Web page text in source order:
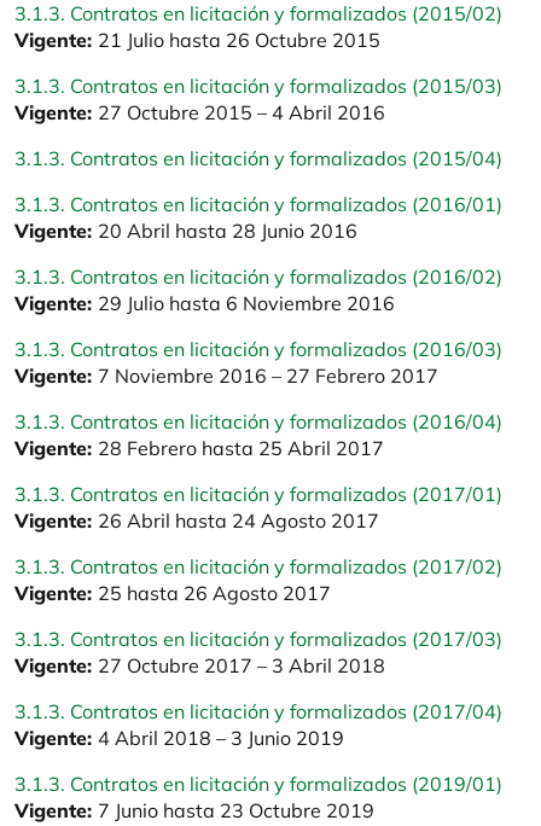
3.1.3. Contratos en licitación y formalizados (2015/02)
Vigente: 21 Julio hasta 26 Octubre 2015
3.1.3. Contratos en licitación y formalizados (2015/03)
Vigente: 27 Octubre 2015 – 4 Abril 2016
3.1.3. Contratos en licitación y formalizados (2015/04)
3.1.3. Contratos en licitación y formalizados (2016/01)
Vigente: 20 Abril hasta 28 Junio 2016
3.1.3. Contratos en licitación y formalizados (2016/02)
Vigente: 29 Julio hasta 6 Noviembre 2016
3.1.3. Contratos en licitación y formalizados (2016/03)
Vigente: 7 Noviembre 2016 – 27 Febrero 2017
3.1.3. Contratos en licitación y formalizados (2016/04)
Vigente: 28 Febrero hasta 25 Abril 2017
3.1.3. Contratos en licitación y formalizados (2017/01)
Vigente: 26 Abril hasta 24 Agosto 2017
3.1.3. Contratos en licitación y formalizados (2017/02)
Vigente: 25 hasta 26 Agosto 2017
3.1.3. Contratos en licitación y formalizados (2017/03)
Vigente: 27 Octubre 2017 – 3 Abril 2018
3.1.3. Contratos en licitación y formalizados (2017/04)
Vigente: 4 Abril 2018 – 3 Junio 2019
3.1.3. Contratos en licitación y formalizados (2019/01)
Vigente: 7 Junio hasta 23 Octubre 2019